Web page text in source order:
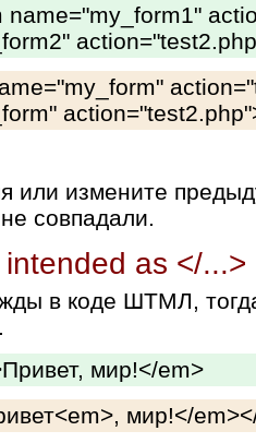
или измените
совпадали.
as </...>
в коде ШТМЛ,
мир!</em>
мир!</